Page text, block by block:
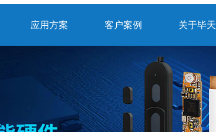
应用方案 客户案例 关于毕天